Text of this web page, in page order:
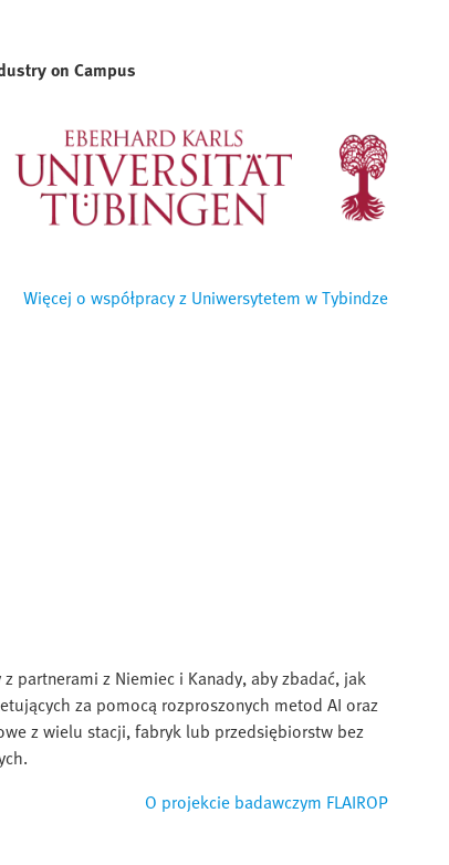
on Campus
Więcej o współpracy z Uniwersytetem w Tybindze
z partnerami z Niemiec i Kanady, aby zbadać, jak
za pomocą rozproszonych metod AI oraz
z wielu stacji, fabryk lub przedsiębiorstw bez
O projekcie badawczym FLAIROP